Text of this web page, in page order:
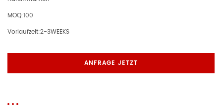
MOQ:100
Vorlaufzeit:2-3WEEKS
ANFRAGE JETZT